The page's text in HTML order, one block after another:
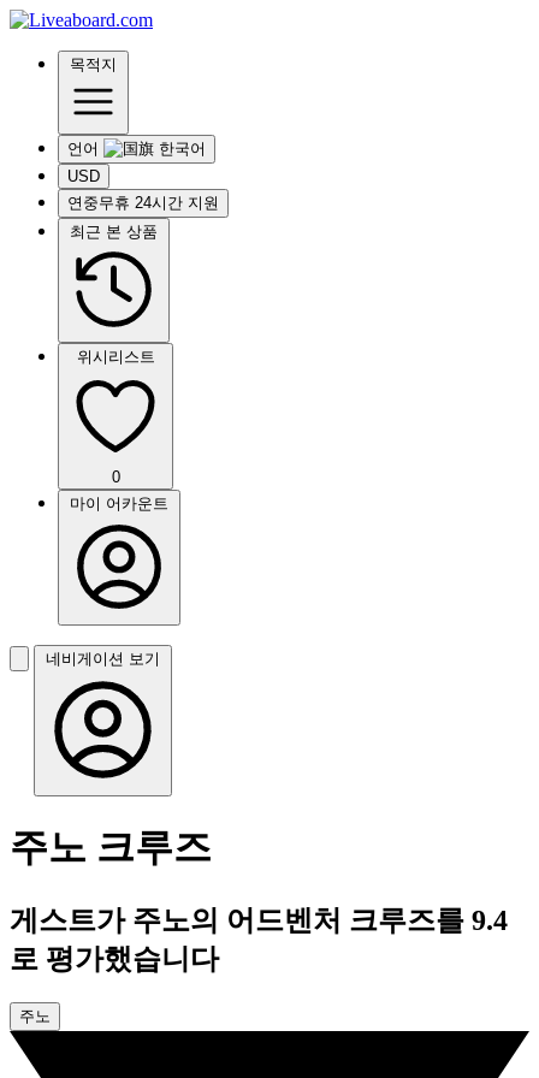
목적지
언어
USD
연중무휴 24시간 지원
최근 본 상품
위시리스트
0
마이 어카운트
네비게이션 보기
주노 크루즈
게스트가 주노의 어드벤처 크루즈를 9.4
로 평가했습니다
주노